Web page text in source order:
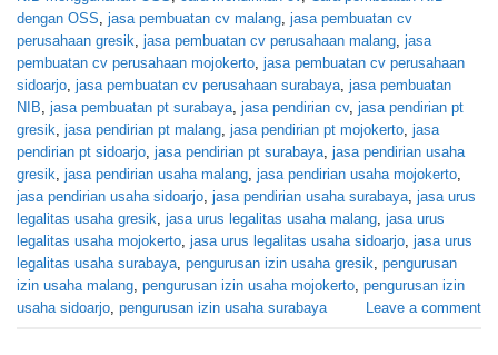
dengan OSS jasa pembuatan cv malang jasa pembuatan cv
perusahaan gresik jasa pembuatan cv perusahaan malang jasa
pembuatan cv perusahaan mojokerto jasa pembuatan cv perusahaan
sidoarjo jasa pembuatan cv perusahaan surabaya jasa pembuatan
NIB jasa pembuatan pt surabaya jasa pendirian cv, jasa pendirian pt
gresik jasa pendirian pt malang jasa pendirian pt mojokerto jasa
pendirian pt sidoarjo jasa pendirian pt surabaya jasa pendirian usaha
gresik jasa pendirian usaha malang jasa pendirian usaha mojokerto
jasa pendirian usaha sidoarjo jasa pendirian usaha surabaya jasa urus
legalitas usaha gresik jasa urus legalitas usaha malang jasa urus
legalitas usaha mojokerto jasa urus legalitas usaha sidoarjo jasa urus
legalitas usaha surabaya pengurusan izin usaha gresik pengurusan
izin usaha malang pengurusan izin usaha mojokerto pengurusan izin
usaha sidoarjo pengurusan izin usaha surabaya Leave a comment